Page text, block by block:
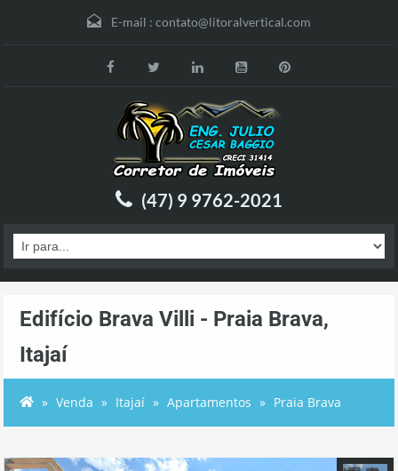
E-mail : contato@litoralvertical.com
(47) 9 9762-2021
Edifício Brava Villi - Praia Brava,
Itajaí
Venda Itajaí Apartamentos Praia Brava